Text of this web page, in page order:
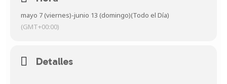
mayo 7 (viernes)-junio 13 (domingo)(Todo el Día)
(GMT+00:00)
Detalles